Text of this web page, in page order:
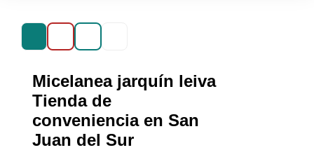
Micelanea jarquín leiva
Tienda de
conveniencia en San
Juan del Sur